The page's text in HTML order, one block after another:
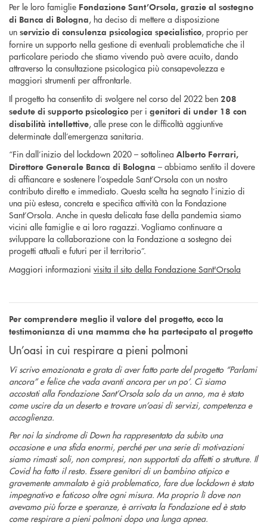
Per le loro famiglie Fondazione Sant’Orsola, grazie al sostegno
di Banca di Bologna, ha deciso di mettere a disposizione
un servizio di consulenza psicologica specialistico, proprio per
fornire un supporto nella gestione di eventuali problematiche che il
particolare periodo che stiamo vivendo può avere acuito, dando
attraverso la consultazione psicologica più consapevolezza e
maggiori strumenti per affrontarle.
Il progetto ha consentito di svolgere nel corso del 2022 ben 208
sedute di supporto psicologico per i genitori di under 18 con
disabilità intellettive, alle prese con le difficoltà aggiuntive
determinate dall’emergenza sanitaria.
“Fin dall’inizio del lockdown 2020 – sottolinea Alberto Ferrari,
Direttore Generale Banca di Bologna – abbiamo sentito il dovere
di affiancare e sostenere l’ospedale Sant’Orsola con un nostro
contributo diretto e immediato. Questa scelta ha segnato l’inizio di
una più estesa, concreta e specifica attività con la Fondazione
Sant’Orsola. Anche in questa delicata fase della pandemia siamo
vicini alle famiglie e ai loro ragazzi. Vogliamo continuare a
sviluppare la collaborazione con la Fondazione a sostegno dei
progetti attuali e futuri per il territorio”.
Maggiori informazioni visita il sito della Fondazione Sant'Orsola
Per comprendere meglio il valore del progetto, ecco la
testimonianza di una mamma che ha partecipato al progetto
Un’oasi in cui respirare a pieni polmoni
Vi scrivo emozionata e grata di aver fatto parte del progetto “Parlami
ancora” e felice che vada avanti ancora per un po’. Ci siamo
accostati alla Fondazione Sant’Orsola solo da un anno, ma è stato
come uscire da un deserto e trovare un’oasi di servizi, competenza e
accoglienza.
Per noi la sindrome di Down ha rappresentato da subito una
occasione e una sfida enormi, perché per una serie di motivazioni
siamo rimasti soli, non compresi, non supportati da affetti o strutture. Il
Covid ha fatto il resto. Essere genitori di un bambino atipico e
gravemente ammalato è già problematico, fare due lockdown è stato
impegnativo e faticoso oltre ogni misura. Ma proprio lì dove non
avevamo più forze e speranze, è arrivata la Fondazione ed è stato
come respirare a pieni polmoni dopo una lunga apnea.